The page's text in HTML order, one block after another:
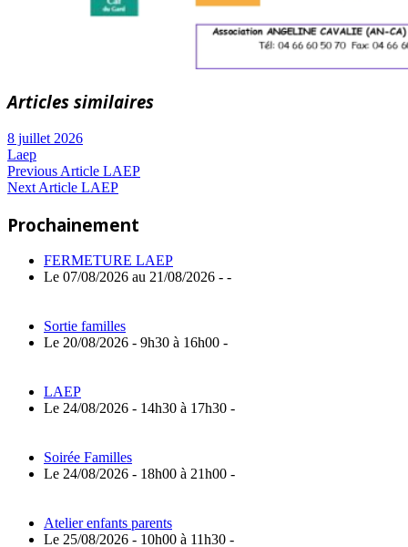
Articles similaires
8 juillet 2026
Laep
Navigation
l’article
Previous ArticlePrevious
Post:
LAEP
Next ArticleNext
LAEP
Prochainement
FERMETURE LAEP
Le 07/08/2026 au 21/08/2026 - -
Sortie familles
Le 20/08/2026 - 9h30 à 16h00 -
LAEP
Le 24/08/2026 - 14h30 à 17h30 -
Soirée Familles
Le 24/08/2026 - 18h00 à 21h00 -
Atelier enfants parents
Le 25/08/2026 - 10h00 à 11h30 -